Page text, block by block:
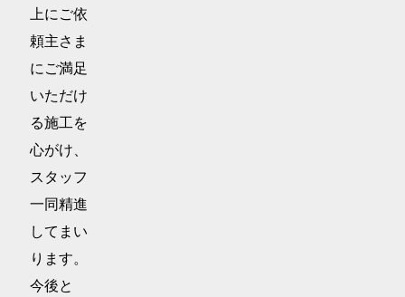
上にご依
頼主さま
にご満足
いただけ
る施工を
心がけ、
スタッフ
一同精進
してまい
ります。
今後と